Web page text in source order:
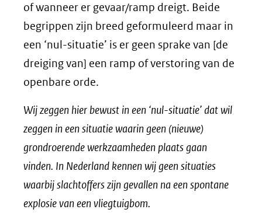
of wanneer er gevaar/ramp dreigt. Beide
begrippen zijn breed geformuleerd maar in
een ‘nul-situatie’ is er geen sprake van [de
dreiging van] een ramp of verstoring van de
openbare orde.
Wij zeggen hier bewust in een ‘nul-situatie’ dat wil
zeggen in een situatie waarin geen (nieuwe)
grondroerende werkzaamheden plaats gaan
vinden. In Nederland kennen wij geen situaties
waarbij slachtoffers zijn gevallen na een spontane
explosie van een vliegtuigbom.